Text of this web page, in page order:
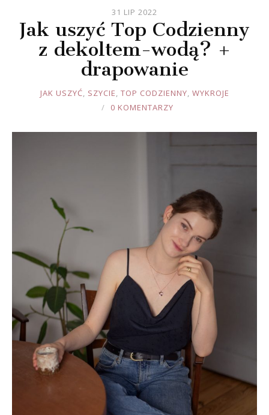
31 LIP 2022
Jak uszyć Top Codzienny
z dekoltem-wodą? +
drapowanie
JOULE
JAK USZYĆ, SZYCIE, TOP CODZIENNY, WYKROJE
0 KOMENTARZY